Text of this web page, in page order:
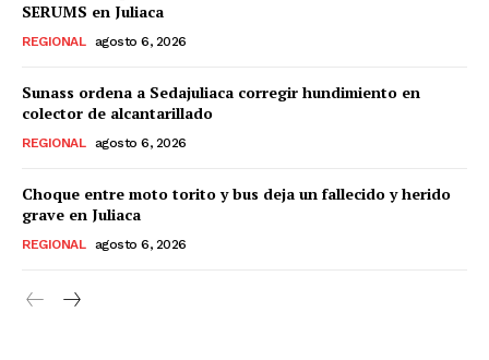
SERUMS en Juliaca
REGIONAL agosto 6, 2026
Sunass ordena a Sedajuliaca corregir hundimiento en
colector de alcantarillado
REGIONAL agosto 6, 2026
Choque entre moto torito y bus deja un fallecido y herido
grave en Juliaca
REGIONAL agosto 6, 2026